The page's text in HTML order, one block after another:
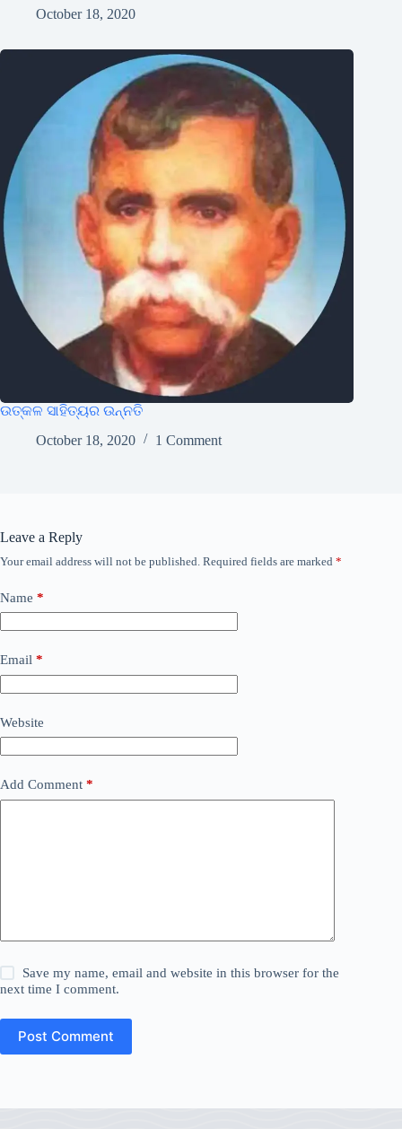
October 18, 2020
ଉତ୍କଳ ସାହିତ୍ୟର ଉନ୍ନତି
October 18, 2020
1 Comment
Leave a Reply
Your email address will not be published. Required fields are marked *
Name *
Email *
Website
Add Comment *
Save my name, email and website in this browser for the
next time I comment.
Post Comment